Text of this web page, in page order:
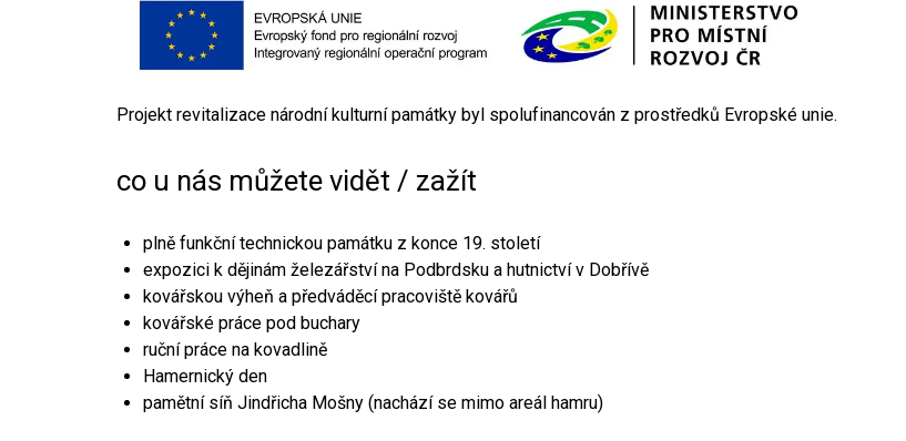
Projekt revitalizace národní kulturní památky byl spolufinancován z prostředků Evropské unie.
co u nás můžete vidět / zažít
plně funkční technickou památku z konce 19. století
expozici k dějinám železářství na Podbrdsku a hutnictví v Dobřívě
kovářskou výheň a předváděcí pracoviště kovářů
kovářské práce pod buchary
ruční práce na kovadlině
Hamernický den
pamětní síň Jindřicha Mošny (nachází se mimo areál hamru)